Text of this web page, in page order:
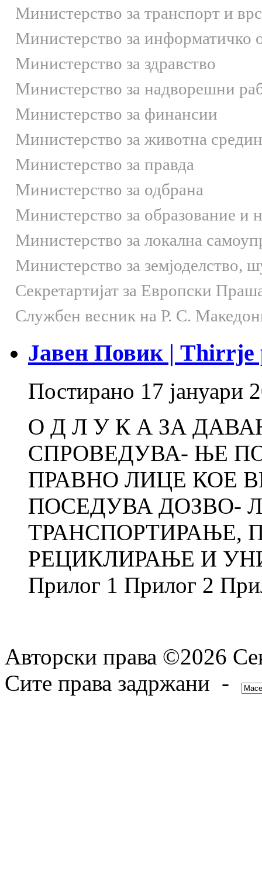
Министерство за транспорт и
Министерство за информатичко
Министерство за здравство
Министерство за надворешни
Министерство за финансии
Министерство за животна
Министерство за правда
Министерство за одбрана
Министерство за образование и
Министерство за локална
Министерство за земјоделство,
Секретартијат за Европски
Службен весник на Р. С.
Јавен Повик | Thirrje
Постирано 17 јануари
О Д Л У К А ЗА
СПРОВЕДУВА- ЊЕ
ПРАВНО ЛИЦЕ КОЕ
ПОСЕДУВА ДОЗВО-
ТРАНСПОРТИРАЊЕ,
РЕЦИКЛИРАЊЕ И
Прилог 1 Прилог 2
Авторски права ©2026
Сите права задржани -